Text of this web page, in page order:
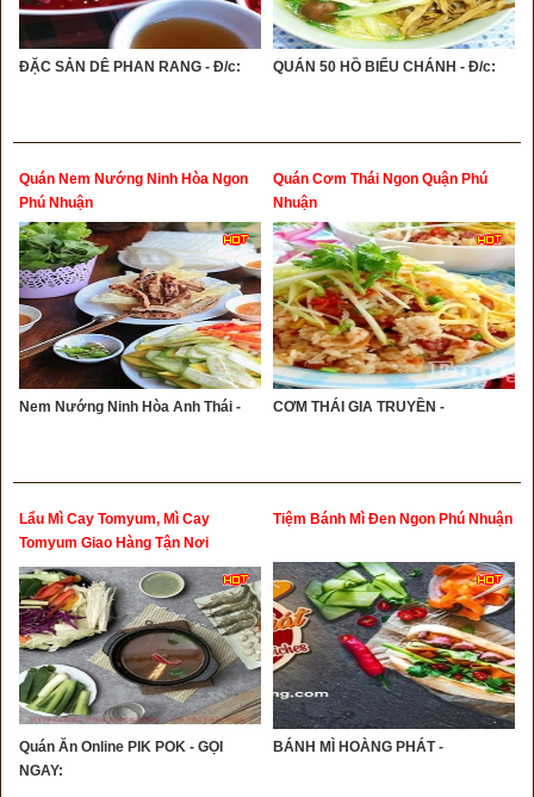
ĐẶC SẢN DÊ PHAN RANG - Đ/c: QUÁN 50 HỒ BIỂU CHÁNH - Đ/c:
Quán Nem Nướng Ninh Hòa Ngon
Phú Nhuận
Nem Nướng Ninh Hòa Anh Thái -
Quán Cơm Thái Ngon Quận Phú
Nhuận
CƠM THÁI GIA TRUYỀN -
Lẩu Mì Cay Tomyum, Mì Cay
Tomyum Giao Hàng Tận Nơi
Quán Ăn Online PIK POK - GỌI
NGAY:
Tiệm Bánh Mì Đen Ngon Phú Nhuận
BÁNH MÌ HOÀNG PHÁT -